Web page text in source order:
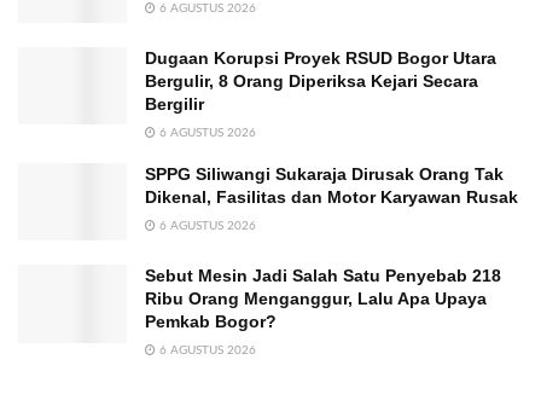
6 AGUSTUS 2026
Dugaan Korupsi Proyek RSUD Bogor Utara
Bergulir, 8 Orang Diperiksa Kejari Secara
Bergilir
6 AGUSTUS 2026
SPPG Siliwangi Sukaraja Dirusak Orang Tak
Dikenal, Fasilitas dan Motor Karyawan Rusak
6 AGUSTUS 2026
Sebut Mesin Jadi Salah Satu Penyebab 218
Ribu Orang Menganggur, Lalu Apa Upaya
Pemkab Bogor?
6 AGUSTUS 2026